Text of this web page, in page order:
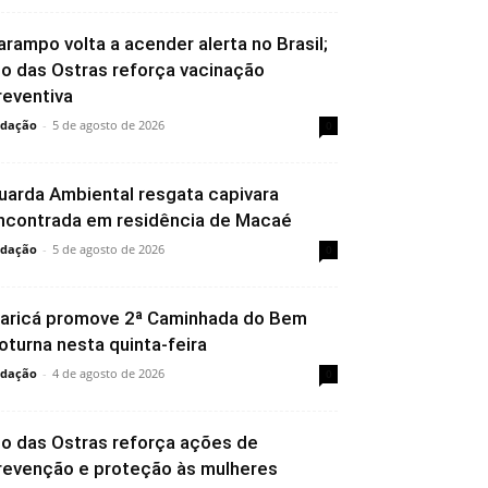
volta a acender alerta no Brasil;
das Ostras reforça vacinação
- 5 de agosto de 2026
Ambiental resgata capivara
em residência de Macaé
- 5 de agosto de 2026
promove 2ª Caminhada do Bem
nesta quinta-feira
- 4 de agosto de 2026
das Ostras reforça ações de
e proteção às mulheres